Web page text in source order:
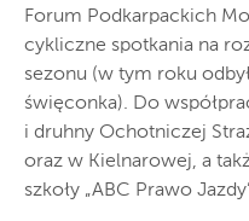
Forum Podkarpackich
cykliczne spotkania na
sezonu (w tym roku
święconka). Do
i druhny Ochotniczej
oraz w Kielnarowej, a
szkoły „ABC Prawo